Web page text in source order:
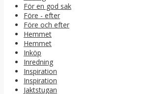
För en god sak
Före - efter
Före och efter
Hemmet
Hemmet
Inköp
Inredning
Inspiration
Inspiration
Jaktstugan